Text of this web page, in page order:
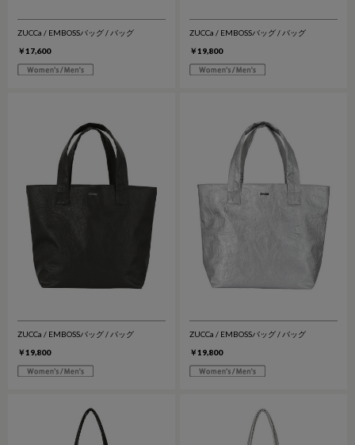
ZUCCa / EMBOSSバッグ / バッグ
￥17,600
ZUCCa / EMBOSSバッグ / バッグ
￥19,800
ZUCCa / EMBOSSバッグ / バッグ
￥19,800
ZUCCa / EMBOSSバッグ / バッグ
￥19,800